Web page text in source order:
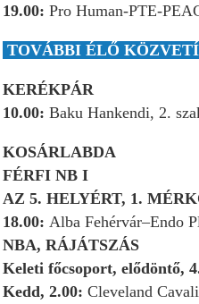
19.00: Pro Human-PTE-
TOVÁBBI ÉLŐ
KERÉKPÁR
10.00: Baku Hankendi, 2.
KOSÁRLABDA
FÉRFI NB I
AZ 5. HELYÉRT, 1.
18.00: Alba Fehérvár–Endo
NBA, RÁJÁTSZÁS
Keleti főcsoport, elődöntő,
Kedd, 2.00: Cleveland